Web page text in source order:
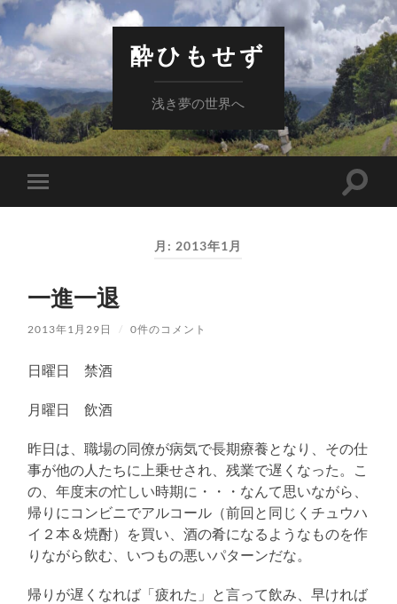
酔ひもせず
浅き夢の世界へ
モ
バ
ー
を
切
り
え
る
検
月: 2013年1月
一進一退
2013年1月29日 / 0件のコメント
日曜日 禁酒
月曜日 飲酒
昨日は、職場の同僚が病気で長期療養となり、その仕
事が他の人たちに上乗せされ、残業で遅くなった。こ
の、年度末の忙しい時期に・・・なんて思いながら、
帰りにコンビニでアルコール（前回と同じくチュウハ
イ２本＆焼酎）を買い、酒の肴になるようなものを作
りながら飲む、いつもの悪いパターンだな。
帰りが遅くなれば「疲れた」と言って飲み、早ければ